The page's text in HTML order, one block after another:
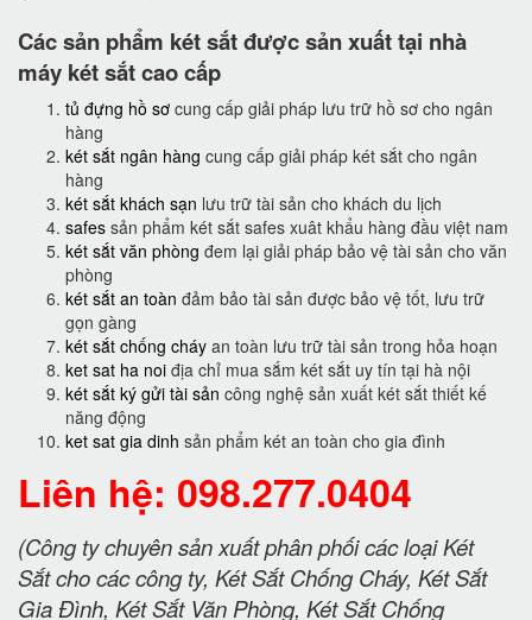
Các sản phẩm két sắt được sản xuất tại nhà
máy két sắt cao cấp
tủ đựng hồ sơ cung cấp giải pháp lưu trữ hồ sơ cho ngân
hàng
két sắt ngân hàng cung cấp giải pháp két sắt cho ngân
hàng
két sắt khách sạn lưu trữ tài sản cho khách du lịch
safes sản phẩm két sắt safes xuât khẩu hàng đầu việt nam
két sắt văn phòng đem lại giải pháp bảo vệ tài sản cho văn
phòng
két sắt an toàn đảm bảo tài sản được bảo vệ tốt, lưu trữ
gọn gàng
két sắt chống cháy an toàn lưu trữ tài sản trong hỏa hoạn
ket sat ha noi địa chỉ mua sắm két sắt uy tín tại hà nội
két sắt ký gửi tài sản công nghệ sản xuất két sắt thiết kế
năng động
ket sat gia dinh sản phẩm két an toàn cho gia đình
Liên hệ: 098.277.0404
(Công ty chuyên sản xuất phân phối các loại Két
Sắt cho các công ty, Két Sắt Chống Cháy, Két Sắt
Gia Đình, Két Sắt Văn Phòng, Két Sắt Chống